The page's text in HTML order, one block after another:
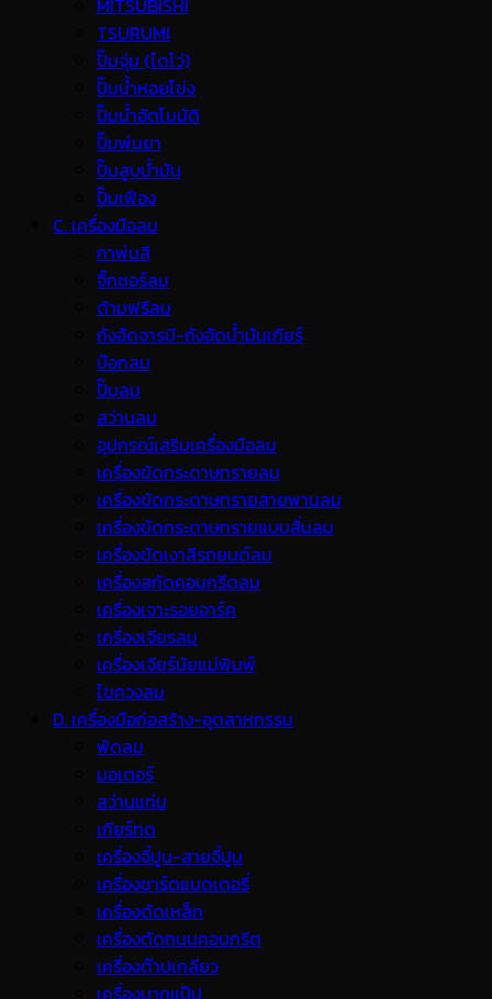
MITSUBISHI
TSURUMI
ปั๊มจุ่ม (ไดโว่)
ปั๊มน้ำหอยโข่ง
ปั๊มน้ำอัตโนมัติ
ปั๊มพ่นยา
ปั๊มสูบน้ำมัน
ปั๊มเฟือง
C. เครื่องมือลม
กาพ่นสี
จิ๊กซอร์ลม
ด้ามฟรีลม
ถังอัดจารบี-ถังอัดน้ำมันเกียร์
บ๊อกลม
ปั๊มลม
สว่านลม
อุปกรณ์เสริมเครื่องมือลม
เครื่องขัดกระดาษทรายลม
เครื่องขัดกระดาษทรายสายพานลม
เครื่องขัดกระดาษทรายแบบสั่นลม
เครื่องขัดเงาสีรถยนต์ลม
เครื่องสกัดคอนกรีตลม
เครื่องเจาะรอยอาร์ค
เครื่องเจียรลม
เครื่องเจียร์นัยแม่พิมพ์
ไขควงลม
D. เครื่องมือก่อสร้าง-อุตสาหกรรม
พ้ดลม
มอเตอร์
สว่านแท่น
เกียร์ทด
เครื่องจี้ปูน-สายจี้ปูน
เครื่องชาร์ตแบตเตอรี่
เครื่องดัดเหล็ก
เครื่องตัดถนนคอนกรีต
เครื่องต๊าปเกลียว
เครื่องบากแป๊ป